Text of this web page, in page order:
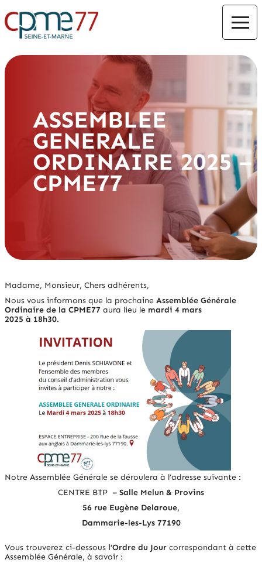
ASSEMBLEE
GENERALE
ORDINAIRE 2025 –
CPME77
Madame, Monsieur, Chers adhérents,
Nous vous informons que la prochaine Assemblée Générale
Ordinaire de la CPME77 aura lieu le mardi 4 mars
2025 à 18h30.
Notre Assemblée Générale se déroulera à l’adresse suivante :
CENTRE BTP – Salle Melun & Provins
56 rue Eugène Delaroue,
Dammarie-les-Lys 77190
Vous trouverez ci-dessous l’Ordre du Jour correspondant à cette
Assemblée Générale, à savoir :